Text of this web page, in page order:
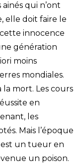
qui n’ont
elle doit faire le
innocence
génération
moins
mondiales.
la mort. Les cours
en
les
Mais l’époque
un tueur en
un poison.